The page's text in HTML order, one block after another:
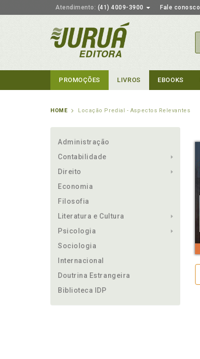
Atendimento: (41) 4009-3900 Fale conosco
PROMOÇÕES LIVROS EBOOKS
HOME Locação Predial - Aspectos Relevantes
Administração
Contabilidade
Direito
Economia
Filosofia
Literatura e Cultura
Psicologia
Sociologia
Internacional
Doutrina Estrangeira
Biblioteca IDP